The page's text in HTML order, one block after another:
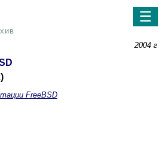
☰
2004 г
FreeBSD